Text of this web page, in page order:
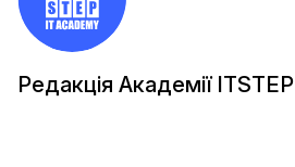
Редакція Академії ITSTEP